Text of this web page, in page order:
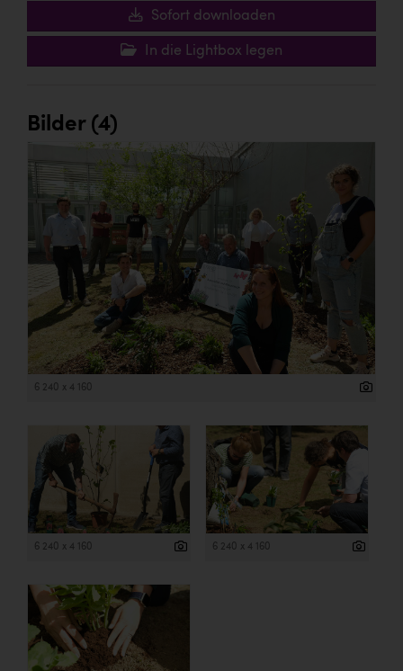
Sofort downloaden
In die Lightbox legen
Bilder (4)
6 240 x 4 160
6 240 x 4 160 6 240 x 4 160